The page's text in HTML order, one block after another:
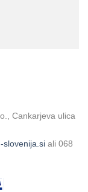
Cankarjeva ulica
slovenija.siali 068